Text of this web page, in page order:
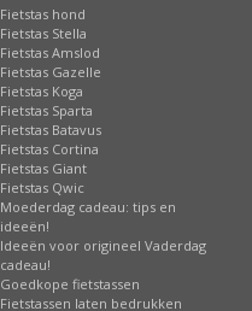
Fietstas hond
Fietstas Stella
Fietstas Amslod
Fietstas Gazelle
Fietstas Koga
Fietstas Sparta
Fietstas Batavus
Fietstas Cortina
Fietstas Giant
Fietstas Qwic
Moederdag cadeau: tips en
ideeën!
Ideeën voor origineel Vaderdag
cadeau!
Goedkope fietstassen
Fietstassen laten bedrukken